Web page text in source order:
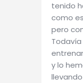
tenido
como
pero
y lo